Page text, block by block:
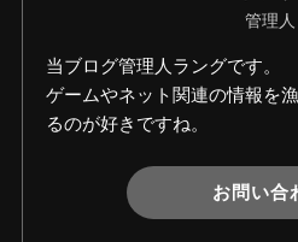
管理人
当ブログ管理人ラングです。
ゲームやネット関連の情報を
るのが好きですね。
お問い合